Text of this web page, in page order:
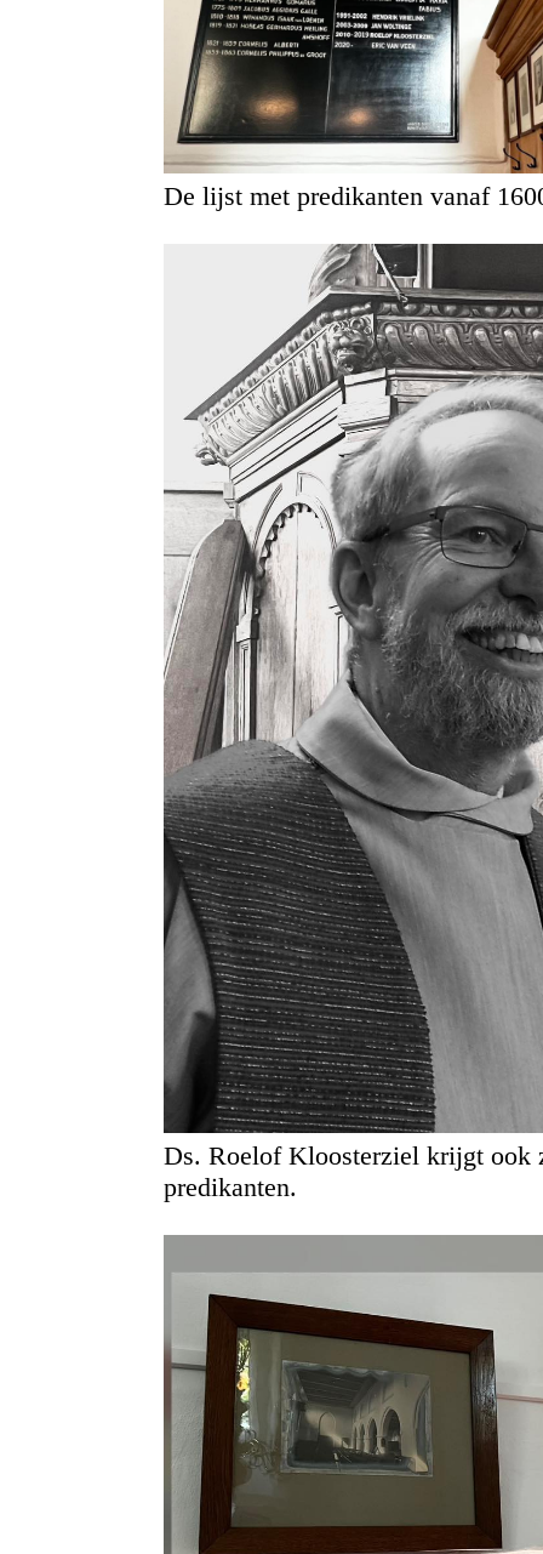
De lijst met predikanten vanaf
Ds. Roelof Kloosterziel krijgt ook
predikanten.